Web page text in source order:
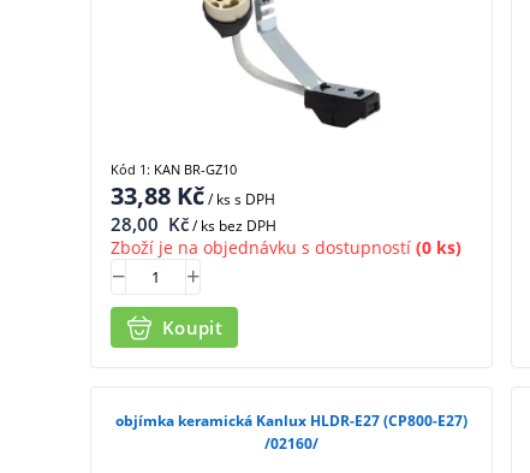
33,88 Kč/ kss DPH
28,00 Kč/ ks bez DPH
Zboží je na objednávku s dostupností (0 ks)
Koupit
Kód 1: KAN BR-GZ10
objímka keramická Kanlux HLDR-E27 (CP800-E27)
/02160/